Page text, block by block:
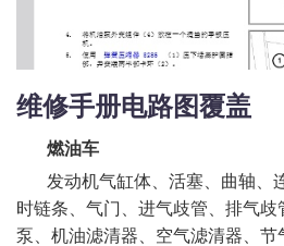
维修手册电路图覆盖
燃油车
发动机气缸体、活塞、曲轴、
时链条、气门、进气歧管、排气
泵、机油滤清器、空气滤清器、